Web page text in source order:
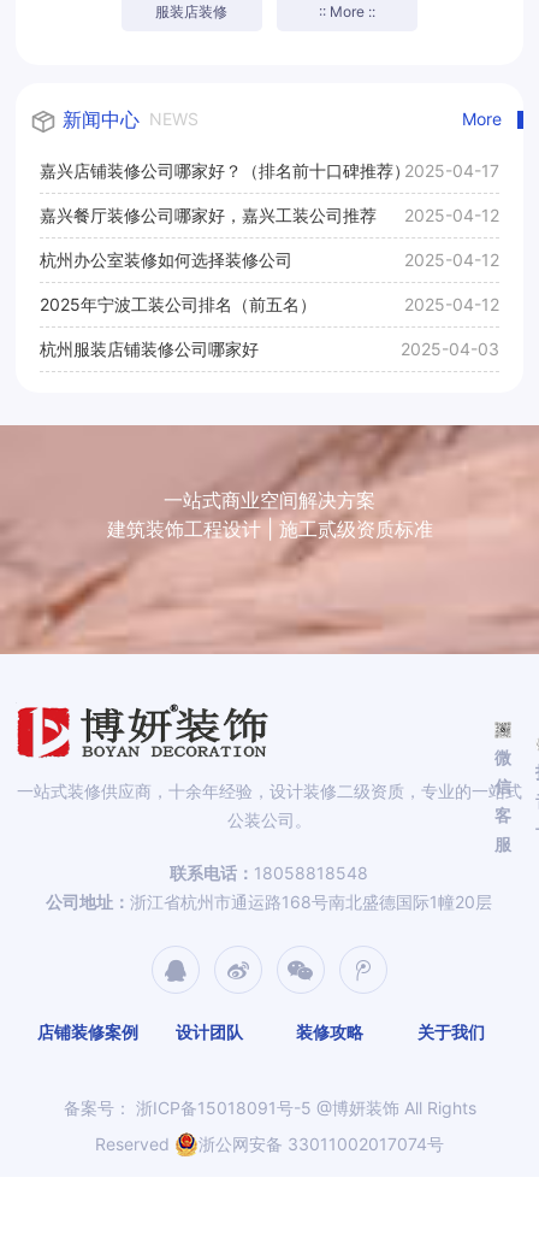
服装店装修 :: More ::
新闻中心 NEWS More
嘉兴店铺装修公司哪家好？（排名前十口碑推荐）2025-04-17
嘉兴餐厅装修公司哪家好，嘉兴工装公司推荐 2025-04-12
杭州办公室装修如何选择装修公司 2025-04-12
2025年宁波工装公司排名（前五名） 2025-04-12
杭州服装店铺装修公司哪家好 2025-04-03
一站式商业空间解决方案
建筑装饰工程设计 | 施工贰级资质标准
一站式装修供应商，十余年经验，设计装修二级资质，专业的一站式
公装公司。
联系电话： 18058818548
公司地址：浙江省杭州市通运路168号南北盛德国际1幢20层
店铺装修案例 设计团队 装修攻略 关于我们
微
信
客
服
备案号： 浙ICP备15018091号-5 @博妍装饰 All Rights
Reserved
浙公网安备 33011002017074号